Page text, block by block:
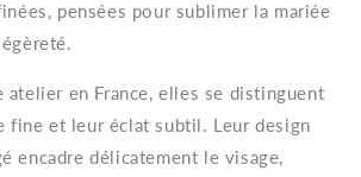
pensées pour sublimer la mariée
atelier en France, elles se distinguent
fine et leur éclat subtil. Leur design
encadre délicatement le visage,